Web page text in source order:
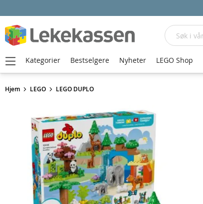
Hjem LEGO LEGO DUPLO
Søk
Kategorier Bestselgere Nyheter LEGO Shop